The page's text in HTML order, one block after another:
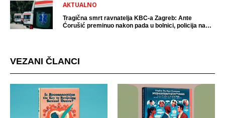
AKTUALNO
Tragična smrt ravnatelja KBC-a Zagreb: Ante
Ćorušić preminuo nakon pada u bolnici, policija na
VEZANI ČLANCI